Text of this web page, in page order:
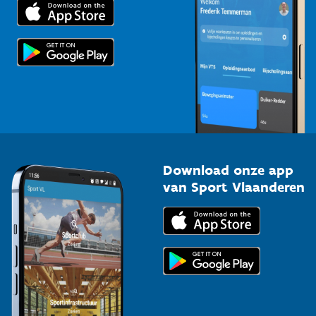
Topsporters
Voor de pers
Download onze app
van Sport Vlaanderen